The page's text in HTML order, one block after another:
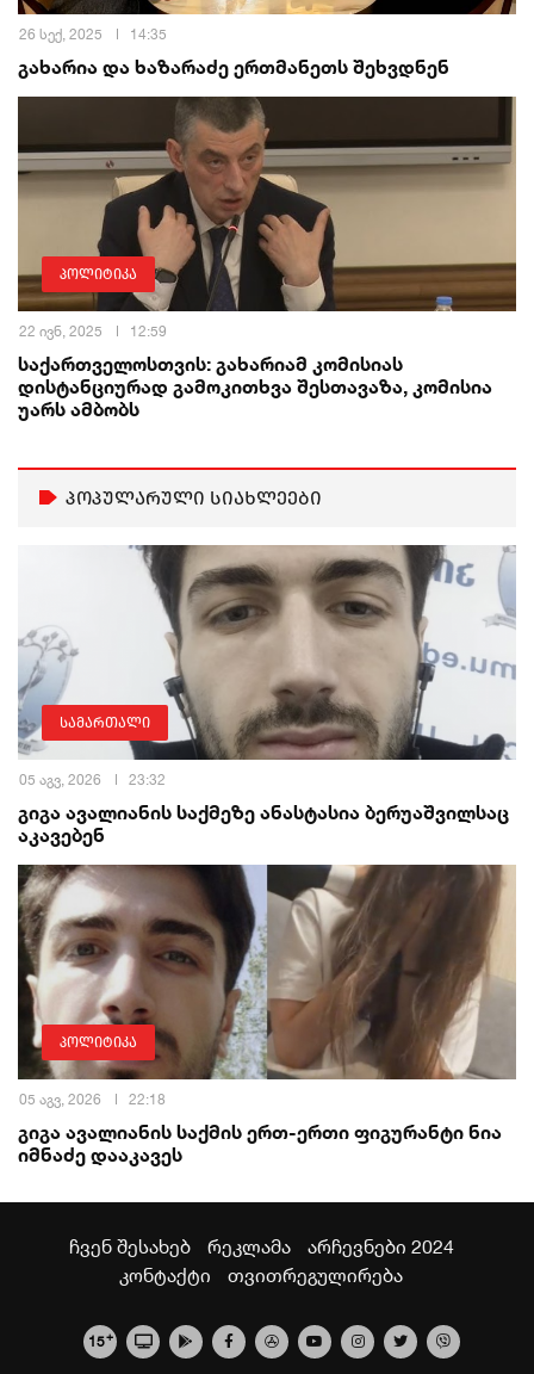
26 სექ, 2025 14:35
გახარია და ხაზარაძე ერთმანეთს შეხვდნენ
პოლიტიკა
22 ივნ, 2025 12:59
საქართველოსთვის: გახარიამ კომისიას
დისტანციურად გამოკითხვა შესთავაზა, კომისია
უარს ამბობს
პოპულარული სიახლეები
სამართალი
05 აგვ, 2026 23:32
გიგა ავალიანის საქმეზე ანასტასია ბერუაშვილსაც
აკავებენ
პოლიტიკა
05 აგვ, 2026 22:18
გიგა ავალიანის საქმის ერთ-ერთი ფიგურანტი ნია
იმნაძე დააკავეს
ჩვენ შესახებ რეკლამა
არჩევნები 2024
კონტაქტი
თვითრეგულირება
15+